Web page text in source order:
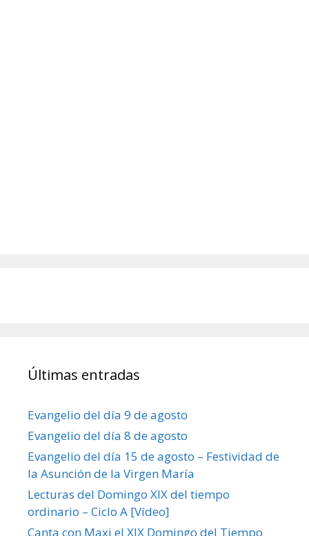
Últimas entradas
Evangelio del día 9 de agosto
Evangelio del día 8 de agosto
Evangelio del día 15 de agosto – Festividad de
la Asunción de la Virgen María
Lecturas del Domingo XIX del tiempo
ordinario – Ciclo A [Vídeo]
Canta con Maxi el XIX Domingo del Tiempo